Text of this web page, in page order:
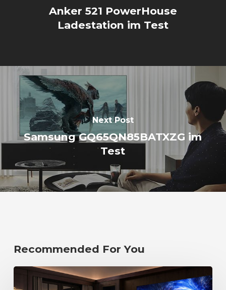
Anker 521 PowerHouse
Ladestation im Test
Next Post
Samsung GQ65QN85BATXZG im
Test
Recommended For You